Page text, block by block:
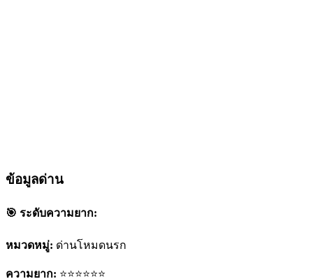
ข้อมูลด่าน
🎯 ระดับความยาก:
หมวดหมู่: ด่านโหมดนรก
ความยาก: ⭐⭐⭐⭐⭐⭐